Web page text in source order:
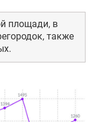
площади, в
также